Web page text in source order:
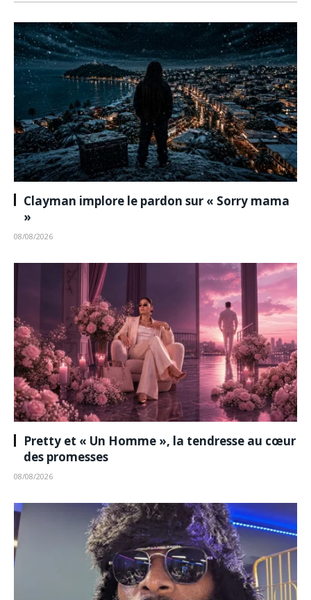
Clayman implore le pardon sur « Sorry mama
»
08/08/2026
Pretty et « Un Homme », la tendresse au cœur
des promesses
08/08/2026